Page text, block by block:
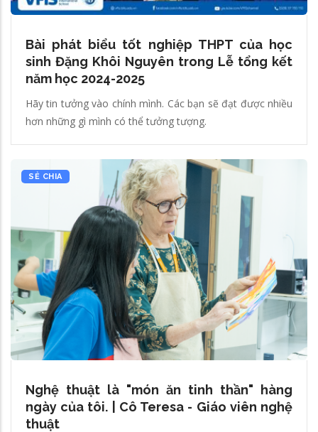
Bài phát biểu tốt nghiệp THPT của học
sinh Đặng Khôi Nguyên trong Lễ tổng kết
năm học 2024-2025
Hãy tin tưởng vào chính mình. Các bạn sẽ đạt được nhiều
hơn những gì mình có thể tưởng tượng.
SẺ CHIA
Nghệ thuật là "món ăn tinh thần" hàng
ngày của tôi. | Cô Teresa - Giáo viên nghệ
thuật